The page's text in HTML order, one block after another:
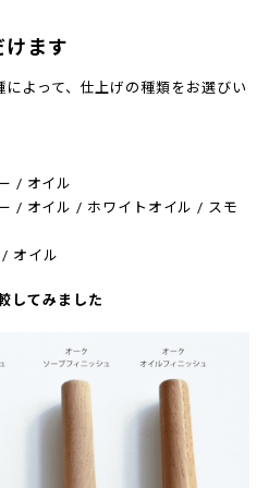
けます
よって、仕上げの種類をお選びい
/ オイル
/ オイル / ホワイトオイル / スモ
/ オイル
してみました